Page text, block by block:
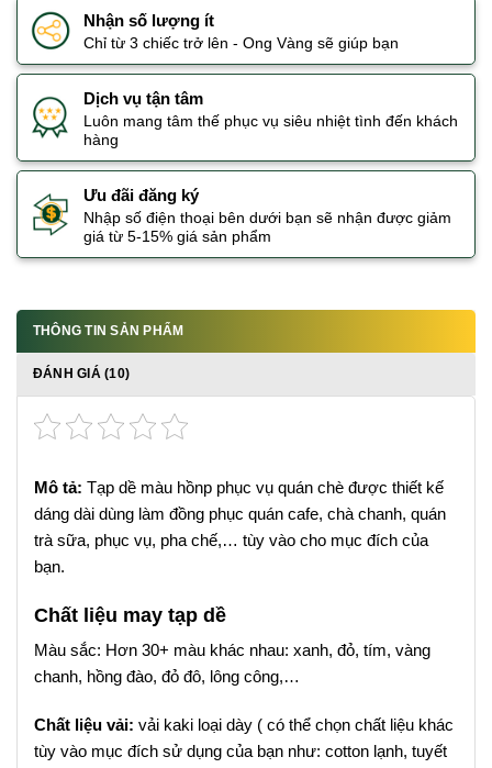
Nhận số lượng ít
Chỉ từ 3 chiếc trở lên - Ong Vàng sẽ giúp bạn
Dịch vụ tận tâm
Luôn mang tâm thế phục vụ siêu nhiệt tình đến khách
hàng
Ưu đãi đăng ký
Nhập số điện thoại bên dưới bạn sẽ nhận được giảm
giá từ 5-15% giá sản phẩm
THÔNG TIN SẢN PHẨM
ĐÁNH GIÁ (10)
Mô tả: Tạp dề màu hồnp phục vụ quán chè được thiết kế
dáng dài dùng làm đồng phục quán cafe, chà chanh, quán
trà sữa, phục vụ, pha chế,… tùy vào cho mục đích của
bạn.
Chất liệu may tạp dề
Màu sắc: Hơn 30+ màu khác nhau: xanh, đỏ, tím, vàng
chanh, hồng đào, đỏ đô, lông công,…
Chất liệu vải: vải kaki loại dày ( có thể chọn chất liệu khác
tùy vào mục đích sử dụng của bạn như: cotton lạnh, tuyết